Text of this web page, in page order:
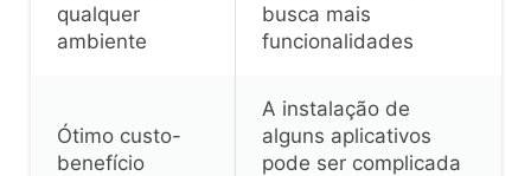
qualquer
ambiente
busca mais
funcionalidades
Ótimo custo-
benefício
A instalação de
alguns aplicativos
pode ser complicada